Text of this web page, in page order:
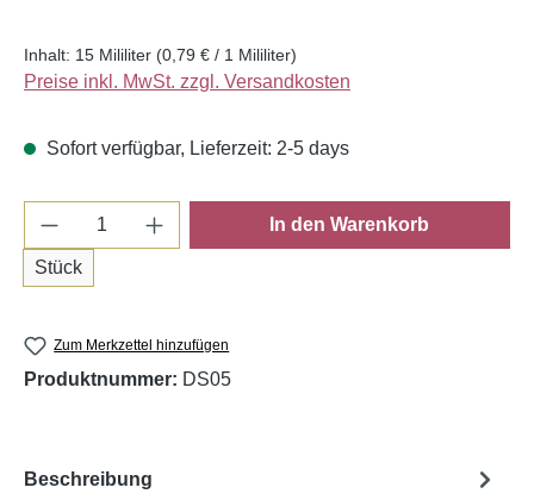
Inhalt: 15 Mililiter (0,79 € / 1 Mililiter)
Preise inkl. MwSt. zzgl. Versandkosten
Sofort verfügbar, Lieferzeit: 2-5 days
Produkt Anzahl: Gib den gewünschten
Stück
In den Warenkorb
Zum Merkzettel hinzufügen
Produktnummer: DS05
Beschreibung